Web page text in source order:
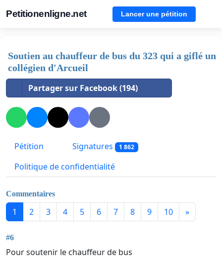
Petitionenligne.net Lancer une pétition
Soutien au chauffeur de bus du 323 qui a giflé un
collégien d'Arcueil
Partager sur Facebook (194)
Pétition Signatures 1 862
Politique de confidentialité
Commentaires
1 2 3 4 5 6 7 8 9 10 »
#6
Pour soutenir le chauffeur de bus